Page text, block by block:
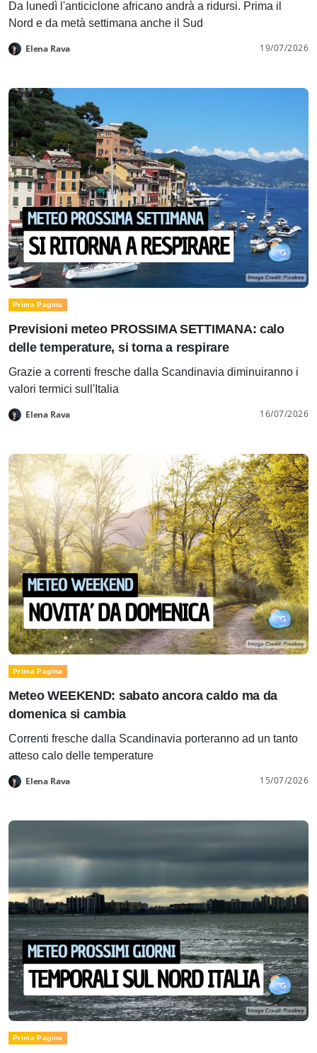
Da lunedì l'anticiclone africano andrà a ridursi. Prima il
Nord e da metà settimana anche il Sud
Elena Rava 19/07/2026
Prima Pagina
Previsioni meteo PROSSIMA SETTIMANA: calo
delle temperature, si torna a respirare
Grazie a correnti fresche dalla Scandinavia diminuiranno i
valori termici sull'Italia
Elena Rava 16/07/2026
Prima Pagina
Meteo WEEKEND: sabato ancora caldo ma da
domenica si cambia
Correnti fresche dalla Scandinavia porteranno ad un tanto
atteso calo delle temperature
Elena Rava 15/07/2026
Prima Pagina